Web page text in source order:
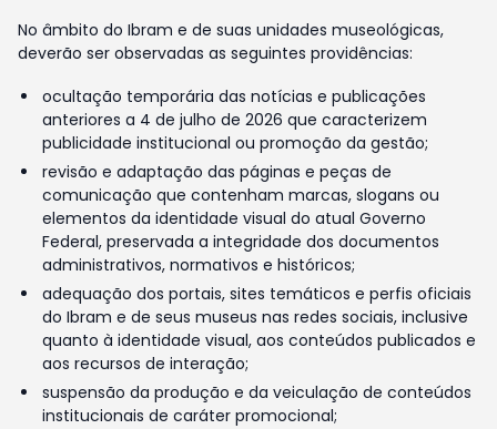
No âmbito do Ibram e de suas unidades museológicas,
deverão ser observadas as seguintes providências:
ocultação temporária das notícias e publicações
anteriores a 4 de julho de 2026 que caracterizem
publicidade institucional ou promoção da gestão;
revisão e adaptação das páginas e peças de
comunicação que contenham marcas, slogans ou
elementos da identidade visual do atual Governo
Federal, preservada a integridade dos documentos
administrativos, normativos e históricos;
adequação dos portais, sites temáticos e perfis oficiais
do Ibram e de seus museus nas redes sociais, inclusive
quanto à identidade visual, aos conteúdos publicados e
aos recursos de interação;
suspensão da produção e da veiculação de conteúdos
institucionais de caráter promocional;